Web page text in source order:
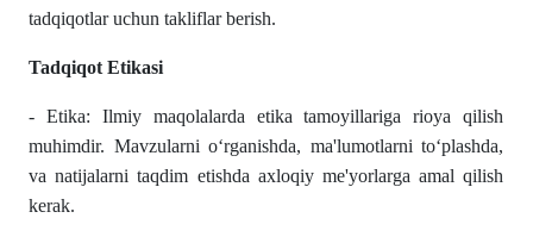
tadqiqotlar uchun takliflar berish.
Tadqiqot Etikasi
- Etika: Ilmiy maqolalarda etika tamoyillariga rioya qilish
muhimdir. Mavzularni oʻrganishda, ma'lumotlarni toʻplashda,
va natijalarni taqdim etishda axloqiy me'yorlarga amal qilish
kerak.